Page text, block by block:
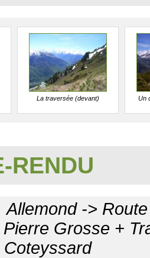
La traversée (devant) Un
RENDU
Allemond ->
Grosse +